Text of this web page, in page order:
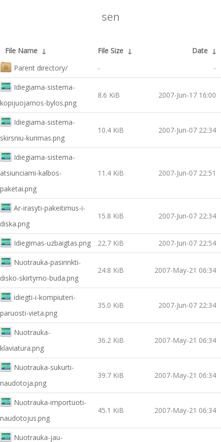
sen
File Name ↓ File Size ↓ Date ↓
Parent directory/
- -
Idiegiama-sistema-
kopijuojamos-bylos.png
8.6 KiB 2007-Jun-17 16:00
Idiegiama-sistema-
skirsniu-kurimas.png
10.4 KiB 2007-Jun-07 22:34
Idiegiama-sistema-
atsiunciami-kalbos-
paketai.png
11.4 KiB 2007-Jun-07 22:51
Ar-irasyti-pakeitimus-i-
diska.png
15.8 KiB 2007-Jun-07 22:34
Idiegimas-uzbaigtas.png 22.7 KiB 2007-Jun-07 22:54
Nuotrauka-pasirinkti-
disko-skirtymo-buda.png
24.8 KiB 2007-May-21 06:34
idiegti-i-kompiuteri-
paruosti-vieta.png
35.0 KiB 2007-Jun-07 22:34
Nuotrauka-
klaviatura.png
36.2 KiB 2007-May-21 06:34
Nuotrauka-sukurti-
naudotoja.png
39.7 KiB 2007-May-21 06:34
Nuotrauka-importuoti-
naudotojus.png
45.1 KiB 2007-May-21 06:34
Nuotrauka-jau-